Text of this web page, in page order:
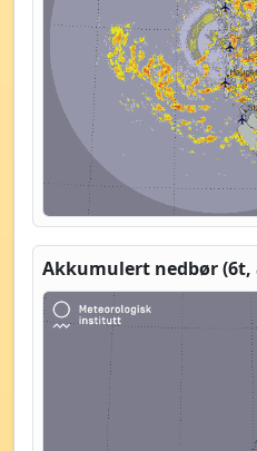
Akkumulert nedbør